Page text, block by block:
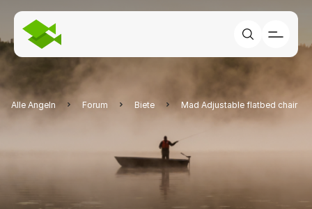
Alle Angeln Forum Biete Mad Adjustable flatbed chair